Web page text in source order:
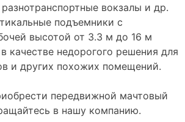
вокзалы и др.
подъемники с
высотой от 3.3 м до 16 м
качестве недорогого решения для
и других похожих помещений.
передвижной мачтовый
в нашу компанию.